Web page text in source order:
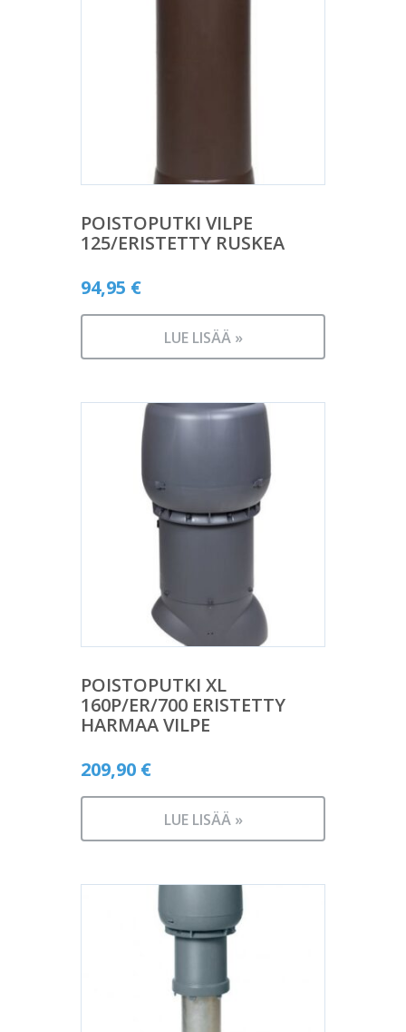
POISTOPUTKI VILPE
125/ERISTETTY RUSKEA
94,95 €
LUE LISÄÄ »
POISTOPUTKI XL
160P/ER/700 ERISTETTY
HARMAA VILPE
209,90 €
LUE LISÄÄ »